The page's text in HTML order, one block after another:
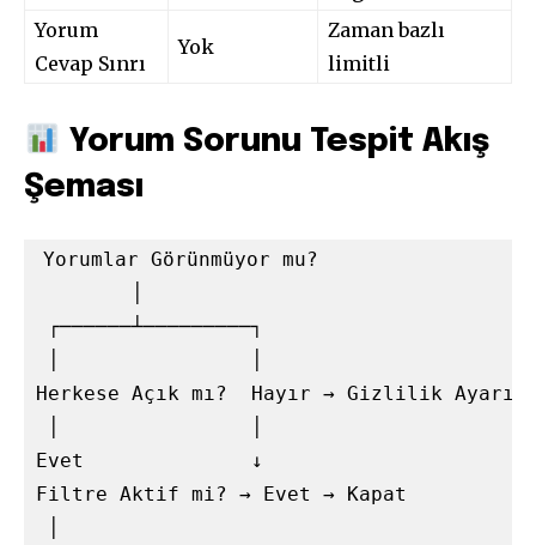
Yorum
Cevap Sınrı
Yok
Zaman bazlı
limitli
Yorum Sorunu Tespit Akış
Şeması
Yorumlar Görünmüyor mu?
┌──────┴─────────┐
Herkese Açık mı?  Hayır → Gizlilik
Evet              ↓
Filtre Aktif mi? → Evet → Kapat